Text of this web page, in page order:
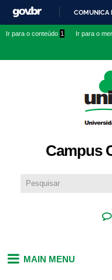
COMUNICA
Ir para o conteúdo 1 Ir para o
Campus
MAIN MENU